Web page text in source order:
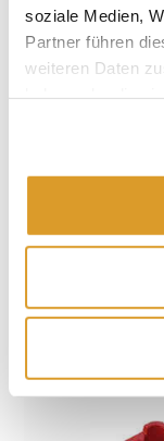
soziale Medien,
Partner führen
weiteren Daten
IN